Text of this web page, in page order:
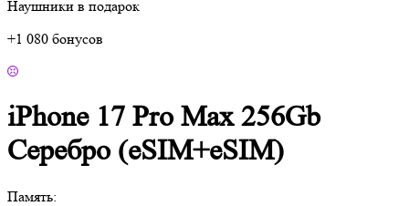
Наушники в подарок
+1 080 бонусов
iPhone 17 Pro Max 256Gb
Серебро (eSIM+eSIM)
Память: